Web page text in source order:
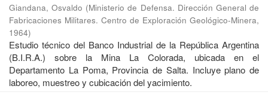
Giandana, Osvaldo (Ministerio de Defensa. Dirección General de
Fabricaciones Militares. Centro de Exploración Geológico-Minera,
1964)
Estudio técnico del Banco Industrial de la República Argentina
(B.I.R.A.) sobre la Mina La Colorada, ubicada en el
Departamento La Poma, Provincia de Salta. Incluye plano de
laboreo, muestreo y cubicación del yacimiento.